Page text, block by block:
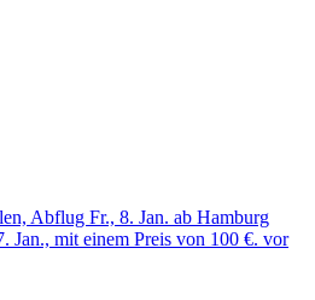
Abflug Fr., 8. Jan. ab Hamburg
Jan., mit einem Preis von 100 €. vor